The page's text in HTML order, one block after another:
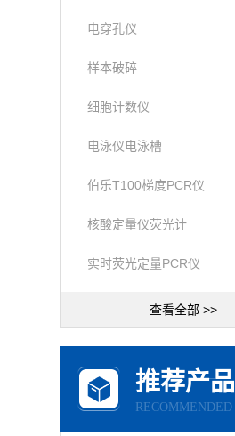
电穿孔仪
样本破碎
细胞计数仪
电泳仪电泳槽
伯乐T100梯度PCR仪
核酸定量仪荧光计
实时荧光定量PCR仪
查看全部 >>
推荐产品